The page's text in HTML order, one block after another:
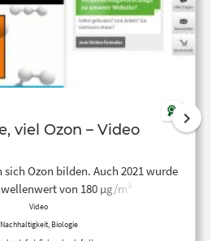
viel Ozon – Video
Ozon bilden. Auch 2021 wurde
von 180 µg/m³ bereits
Was ist Ozon, wie entsteht es,
für die Gesundheit?
Video
Nachhaltigkeit, Biologie